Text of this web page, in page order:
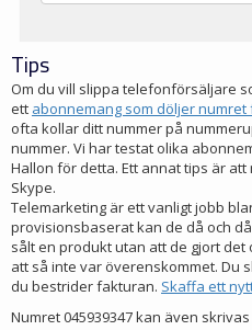
Tips
Om du vill slippa telefonförsäljare
ett abonnemang som döljer
ofta kollar ditt nummer på
nummer. Vi har testat olika
Hallon för detta. Ett annat tips är
Skype.
Telemarketing är ett vanligt jobb
provisionsbaserat kan de då och
sålt en produkt utan att de gjort
att så inte var överenskommet. Du
du bestrider fakturan. Skaffa ett
Numret 045939347 kan även